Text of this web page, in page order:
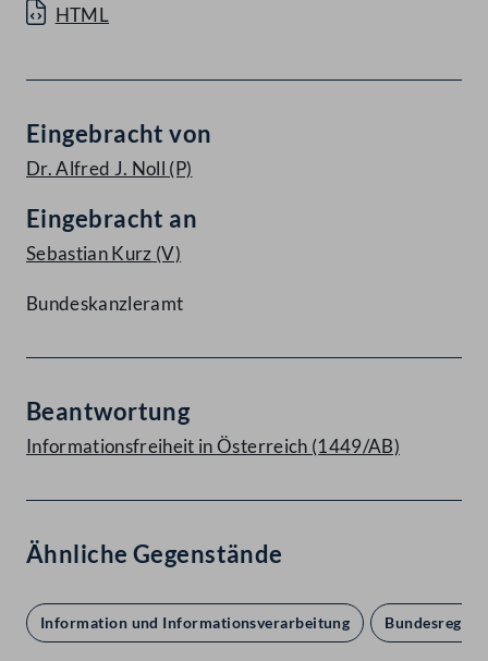
HTML
Eingebracht von
Dr. Alfred J. Noll (P)
Eingebracht an
Sebastian Kurz (V)
Bundeskanzleramt
Beantwortung
Informationsfreiheit in Österreich (1449/AB)
Ähnliche Gegenstände
Information und Informationsverarbeitung